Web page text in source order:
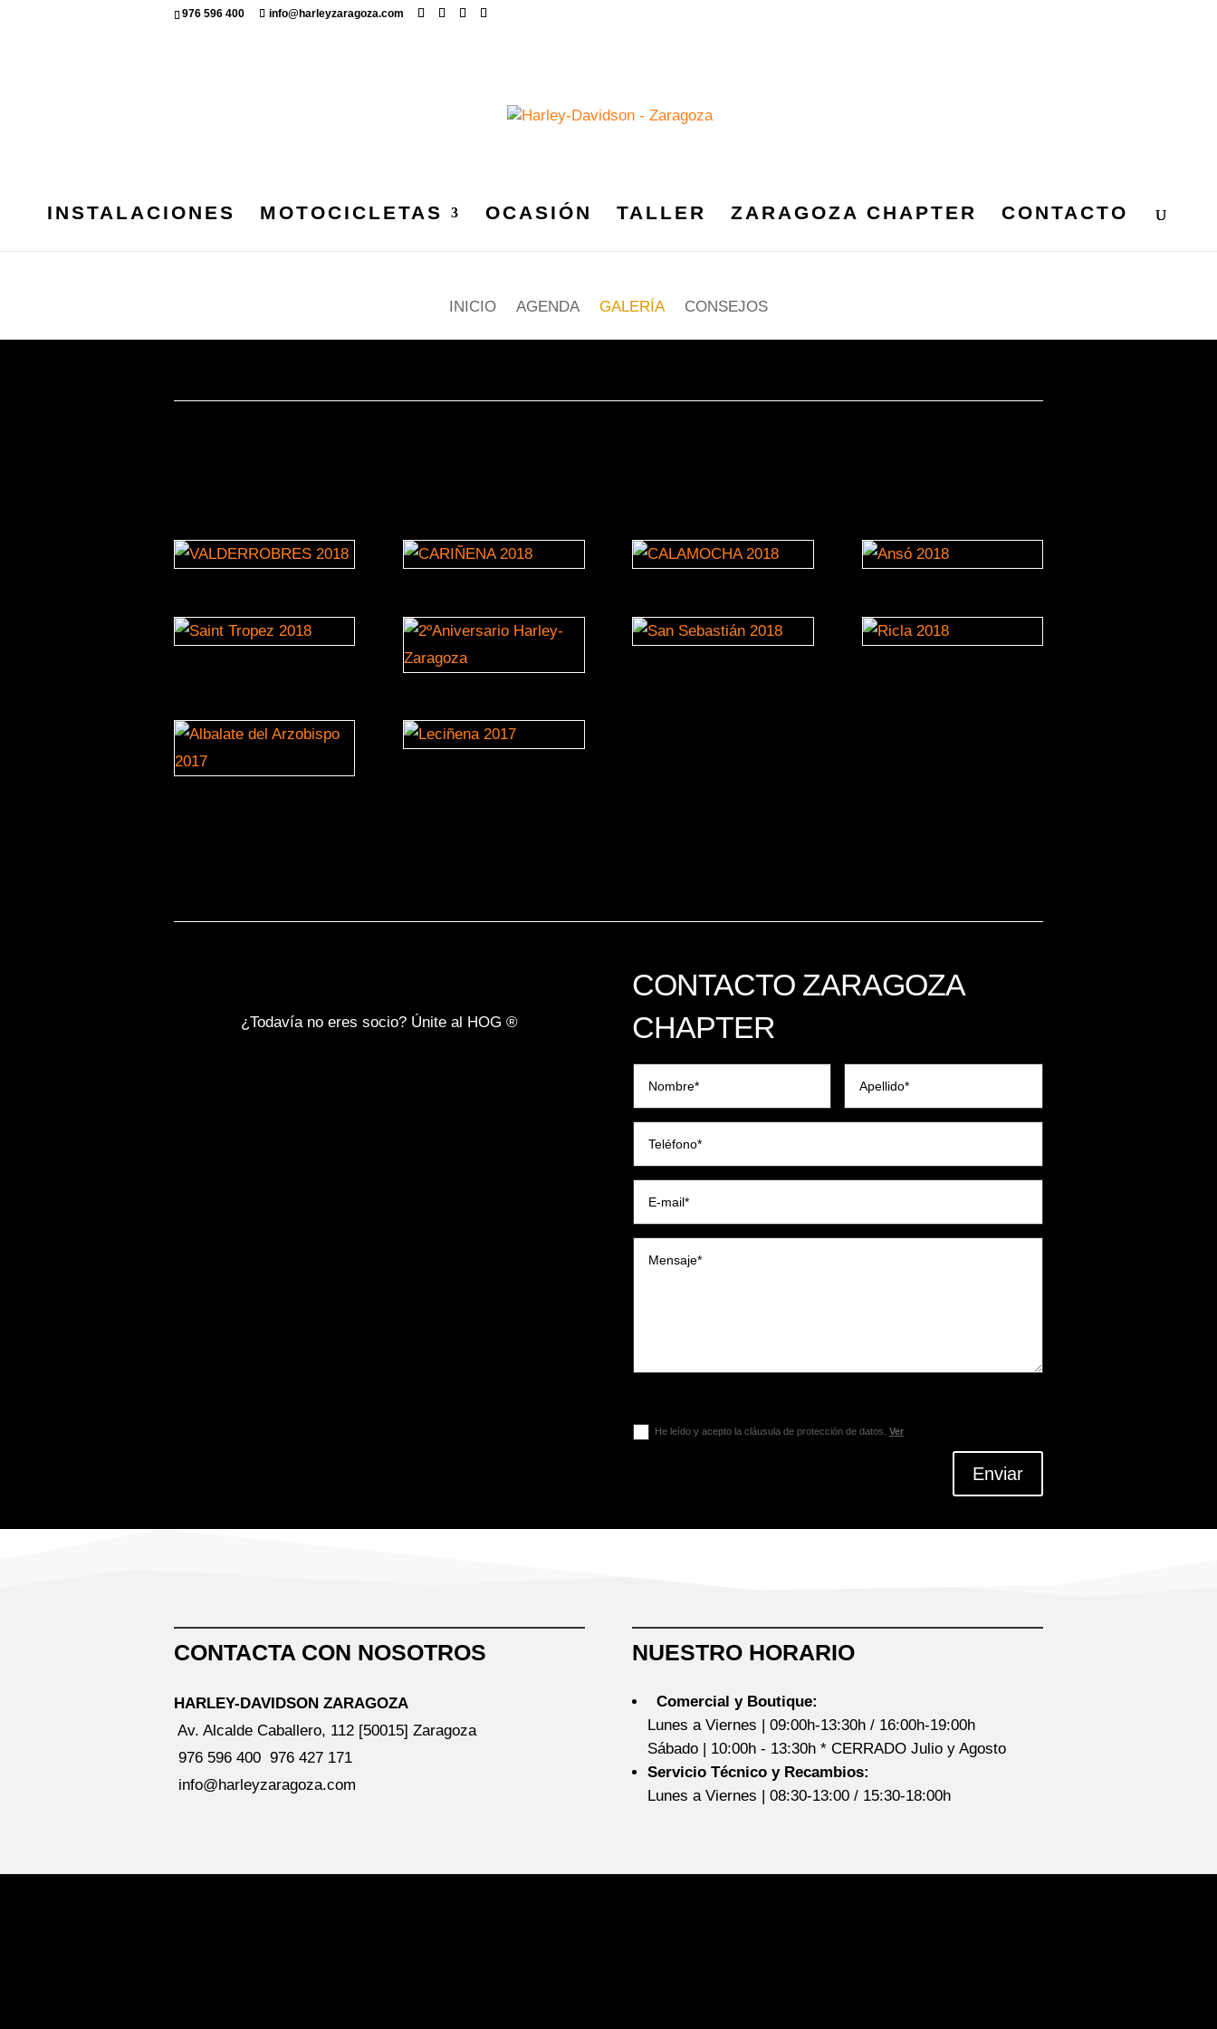
976 596 400 info@harleyzaragoza.com
INSTALACIONES MOTOCICLETAS OCASIÓN TALLER ZARAGOZA CHAPTER CONTACTO
INICIO AGENDA GALERÍA CONSEJOS
¿Todavía no eres socio? Únite al HOG ®
CONTACTO ZARAGOZA
CHAPTER
He leído y acepto la cláusula de protección de datos. Ver
Enviar
CONTACTA CON NOSOTROS
HARLEY-DAVIDSON ZARAGOZA
Av. Alcalde Caballero, 112 [50015] Zaragoza
976 596 400 976 427 171
info@harleyzaragoza.com
NUESTRO HORARIO
Comercial y Boutique:
Lunes a Viernes | 09:00h-13:30h / 16:00h-19:00h
Sábado | 10:00h - 13:30h * CERRADO Julio y Agosto
Servicio Técnico y Recambios:
Lunes a Viernes | 08:30-13:00 / 15:30-18:00h